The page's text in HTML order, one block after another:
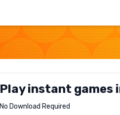
Play instant games
No Download Required
Letrz